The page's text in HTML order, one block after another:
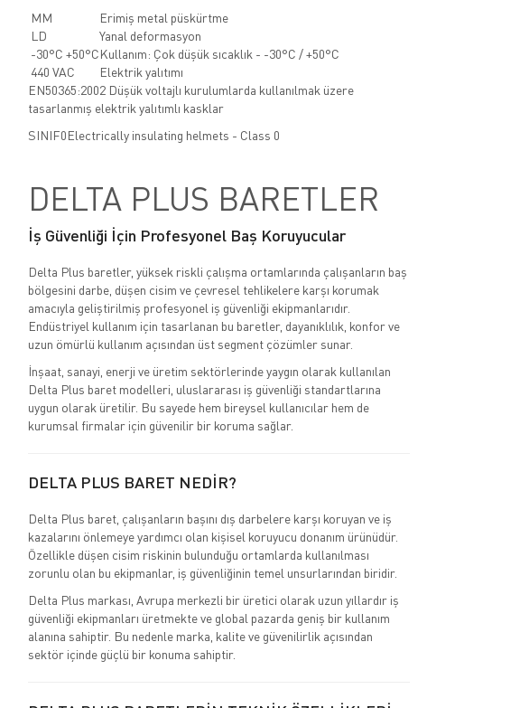
MM
Erimiş metal püskürtme
LD
Yanal deformasyon
-30°C +50°CKullanım: Çok düşük sıcaklık - -30°C / +50°C
440 VAC
Elektrik yalıtımı
EN50365:2002 Düşük voltajlı kurulumlarda kullanılmak üzere
tasarlanmış elektrik yalıtımlı kasklar
SINIF0Electrically insulating helmets - Class 0
DELTA PLUS BARETLER
İş Güvenliği İçin Profesyonel Baş Koruyucular
Delta Plus baretler, yüksek riskli çalışma ortamlarında çalışanların baş
bölgesini darbe, düşen cisim ve çevresel tehlikelere karşı korumak
amacıyla geliştirilmiş profesyonel iş güvenliği ekipmanlarıdır.
Endüstriyel kullanım için tasarlanan bu baretler, dayanıklılık, konfor ve
uzun ömürlü kullanım açısından üst segment çözümler sunar.
İnşaat, sanayi, enerji ve üretim sektörlerinde yaygın olarak kullanılan
Delta Plus baret modelleri, uluslararası iş güvenliği standartlarına
uygun olarak üretilir. Bu sayede hem bireysel kullanıcılar hem de
kurumsal firmalar için güvenilir bir koruma sağlar.
DELTA PLUS BARET NEDİR?
Delta Plus baret, çalışanların başını dış darbelere karşı koruyan ve iş
kazalarını önlemeye yardımcı olan kişisel koruyucu donanım ürünüdür.
Özellikle düşen cisim riskinin bulunduğu ortamlarda kullanılması
zorunlu olan bu ekipmanlar, iş güvenliğinin temel unsurlarından biridir.
Delta Plus markası, Avrupa merkezli bir üretici olarak uzun yıllardır iş
güvenliği ekipmanları üretmekte ve global pazarda geniş bir kullanım
alanına sahiptir. Bu nedenle marka, kalite ve güvenilirlik açısından
sektör içinde güçlü bir konuma sahiptir.